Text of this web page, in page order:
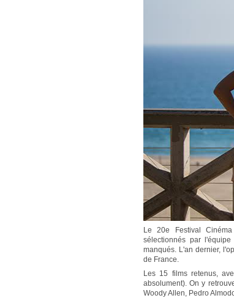
Le 20e Festival
sélectionnés par
manqués. L'an dernier,
de France.
Les 15 films retenus,
absolument). On y
Woody Allen, Pedro